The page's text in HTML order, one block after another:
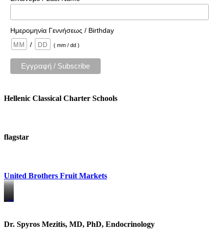
Ημερομηνία Γεννήσεως / Birthday
/
( mm / dd )
Hellenic Classical Charter Schools
flagstar
United Brothers Fruit Markets
https://www.unitedbrothersfruitmarkets.com/
https://www.unitedbrothersfruitmarkets.com/
Dr. Spyros Mezitis, MD, PhD, Endocrinology